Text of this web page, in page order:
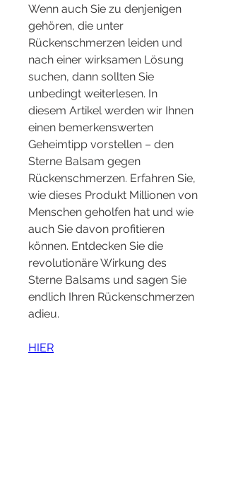
Wenn auch Sie zu denjenigen
gehören, die unter
Rückenschmerzen leiden und
nach einer wirksamen Lösung
suchen, dann sollten Sie
unbedingt weiterlesen. In
diesem Artikel werden wir Ihnen
einen bemerkenswerten
Geheimtipp vorstellen – den
Sterne Balsam gegen
Rückenschmerzen. Erfahren Sie,
wie dieses Produkt Millionen von
Menschen geholfen hat und wie
auch Sie davon profitieren
können. Entdecken Sie die
revolutionäre Wirkung des
Sterne Balsams und sagen Sie
endlich Ihren Rückenschmerzen
adieu.
HIER